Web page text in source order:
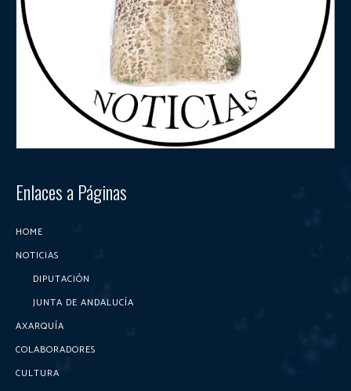
Enlaces a Páginas
HOME
NOTICIAS
DIPUTACIÓN
JUNTA DE ANDALUCÍA
AXARQUÍA
COLABORADORES
CULTURA